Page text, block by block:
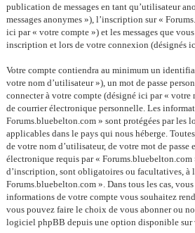
publication de messages en tant qu’utilisateur
messages anonymes »), l’inscription sur «
ici par « votre compte ») et les messages que
inscription et lors de votre connexion (désignés
Votre compte contiendra au minimum un
votre nom d’utilisateur »), un mot de passe
connecter à votre compte (désigné ici par « votre
de courrier électronique personnelle. Les
Forums.bluebelton.com » sont protégées par les
applicables dans le pays qui nous héberge.
de votre nom d’utilisateur, de votre mot de passe
électronique requis par «
d’inscription, sont obligatoires ou facultatives, à
Forums.bluebelton.com ». Dans tous les cas,
informations de votre compte vous souhaitez
vous pouvez faire le choix de vous abonner ou
logiciel phpBB depuis une option disponible sur